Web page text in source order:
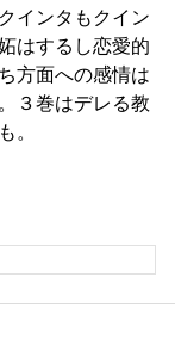
インタもクイン
はするし恋愛的
方面への感情は
３巻はデレる教
。